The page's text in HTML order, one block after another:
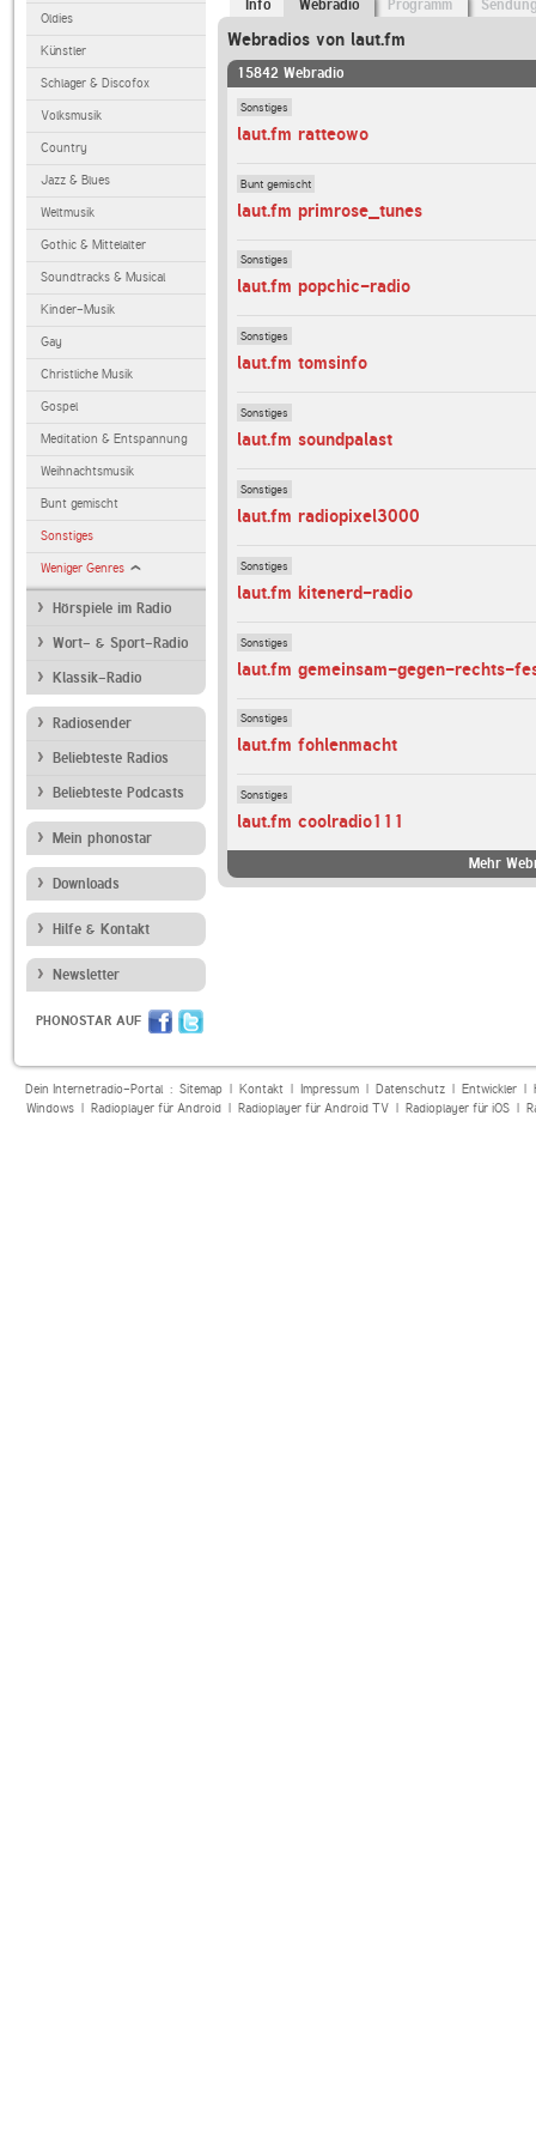
Oldies
Künstler
Schlager & Discofox
Volksmusik
Country
Jazz & Blues
Weltmusik
Gothic & Mittelalter
Soundtracks & Musical
Kinder-Musik
Gay
Christliche Musik
Gospel
Meditation & Entspannung
Weihnachtsmusik
Bunt gemischt
Sonstiges
Weniger Genres
Hörspiele im Radio
Wort- & Sport-Radio
Klassik-Radio
Radiosender
Beliebteste Radios
Beliebteste Podcasts
Mein phonostar
Downloads
Hilfe & Kontakt
Newsletter
PHONOSTAR AUF
Info Webradio Programm
Webradios von laut.fm
15842 Webradio
Sonstiges
laut.fm ratteowo
Bunt gemischt
laut.fm primrose_tunes
Sonstiges
laut.fm popchic-radio
Sonstiges
laut.fm tomsinfo
Sonstiges
laut.fm soundpalast
Sonstiges
laut.fm radiopixel3000
Sonstiges
laut.fm kitenerd-radio
Sonstiges
laut.fm gemeinsam-gegen-rechts-
Sonstiges
laut.fm fohlenmacht
Sonstiges
laut.fm coolradio111
Mehr
Dein Internetradio-Portal : Sitemap| Kontakt| Impressum| Datenschutz| Entwickler|
Windows| Radioplayer für Android| Radioplayer für Android TV| Radioplayer für iOS|